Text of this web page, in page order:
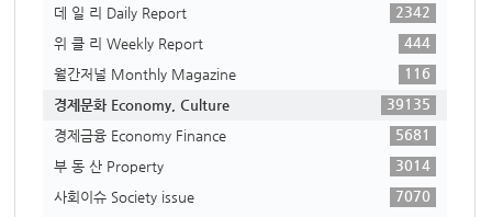
데 일 리 Daily Report
2342
위 클 리 Weekly Report
444
월간저널 Monthly Magazine
116
경제문화 Economy, Culture
39135
경제금융 Economy Finance
5681
부 동 산 Property
3014
사회이슈 Society issue
7070